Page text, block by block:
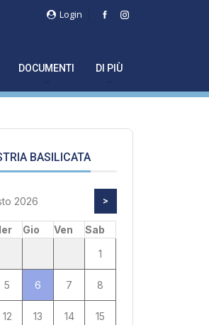
Login
DOCUMENTI DI PIÙ
BASILICATA
2026 >
Gio Ven
Sab
1
5 6 7 8
12 13 14 15